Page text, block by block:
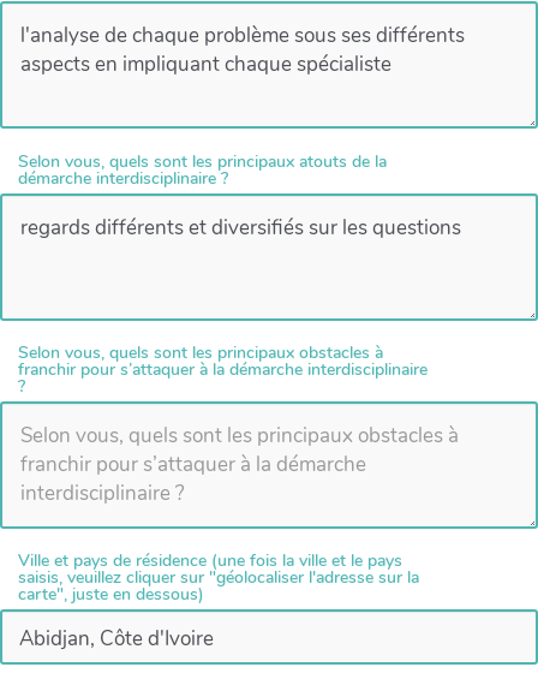
Selon vous, quels sont les principaux atouts de la
démarche interdisciplinaire ?
Selon vous, quels sont les principaux obstacles à
franchir pour s’attaquer à la démarche interdisciplinaire
?
Ville et pays de résidence (une fois la ville et le pays
saisis, veuillez cliquer sur "géolocaliser l'adresse sur la
carte", juste en dessous)